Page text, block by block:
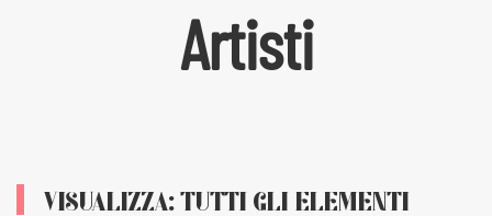
Artisti
VISUALIZZA: TUTTI GLI ELEMENTI